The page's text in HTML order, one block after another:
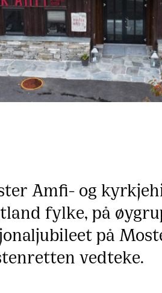
Amfi- og
fylke, på
på
vedteke.